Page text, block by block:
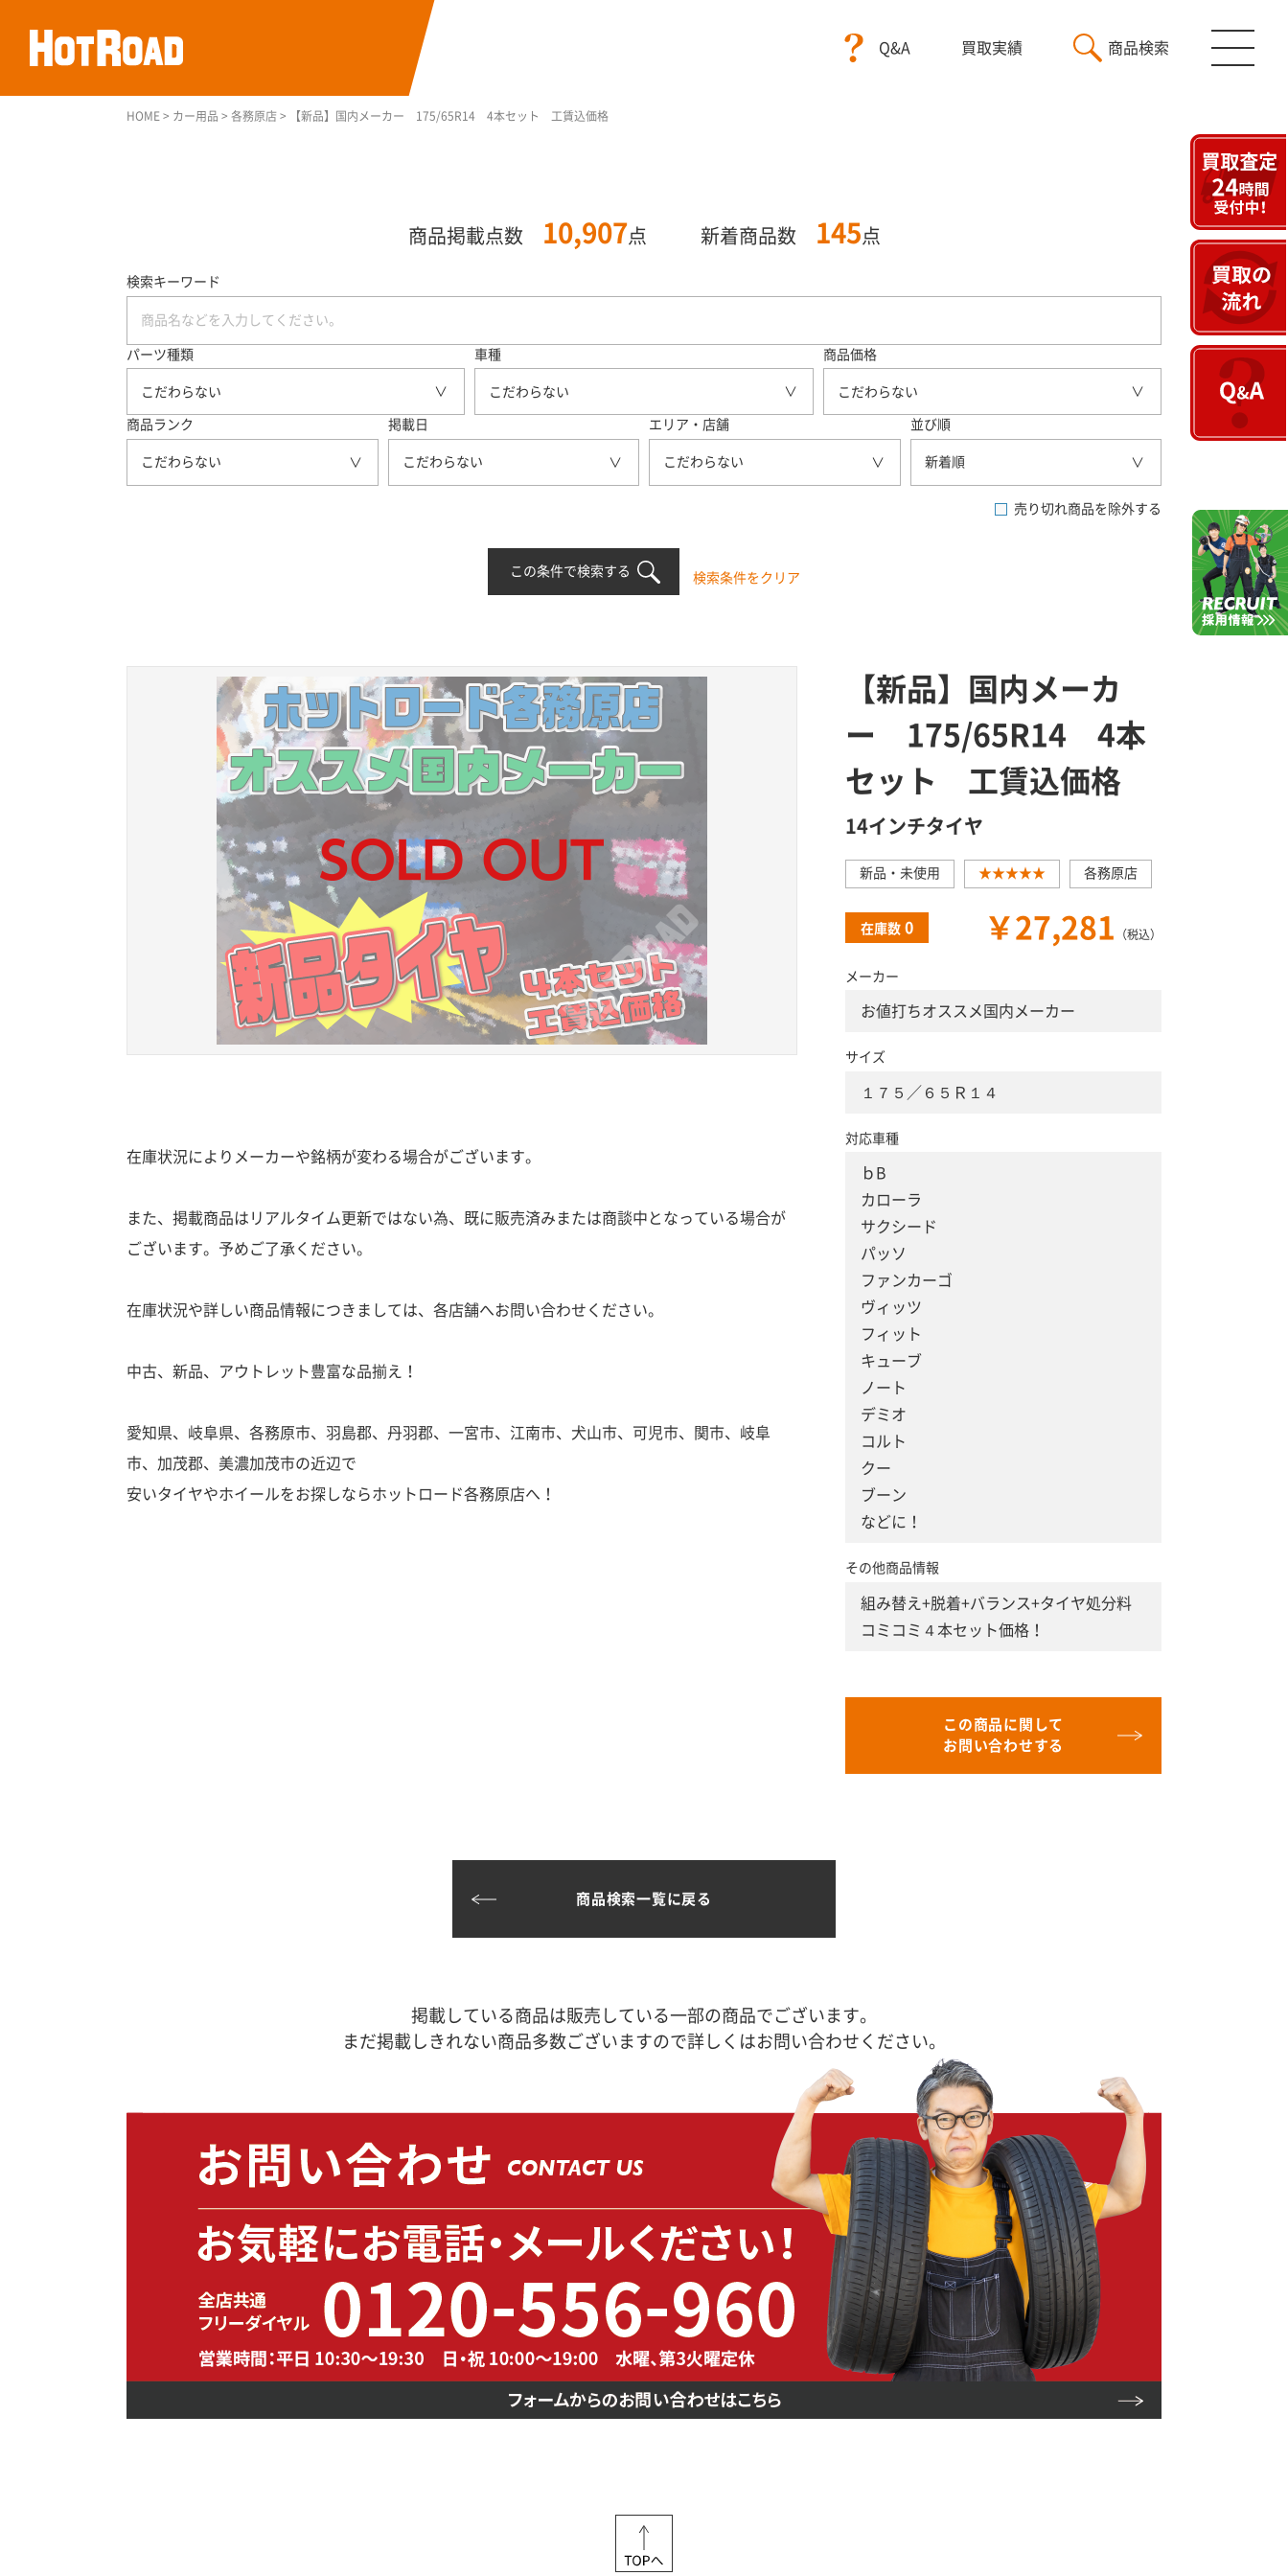
Q&A 買取実績 商品検索
HOME > カー用品 > 各務原店 > 【新品】国内メーカー 175/65R14 4本セット 工賃込価格
商品掲載点数 10,907点 新着商品数 145 点
検索キーワード
パーツ種類
こだわらない
車種
こだわらない
商品価格
こだわらない
商品ランク
こだわらない
掲載日
こだわらない
エリア・店舗
こだわらない
並び順
新着順
売り切れ商品を除外する
この条件で検索する 検索条件をクリア
在庫状況によりメーカーや銘柄が変わる場合がございます。
また、掲載商品はリアルタイム更新ではない為、既に販売済みまたは商談中となっている場合が
ございます。予めご了承ください。
在庫状況や詳しい商品情報につきましては、各店舗へお問い合わせください。
中古、新品、アウトレット豊富な品揃え！
愛知県、岐阜県、各務原市、羽島郡、丹羽郡、一宮市、江南市、犬山市、可児市、関市、岐阜
市、加茂郡、美濃加茂市の近辺で
安いタイヤやホイールをお探しならホットロード各務原店へ！
【新品】国内メーカ
ー 175/65R14 4本
セット 工賃込価格
14インチタイヤ
新品・未使用 ★★★★★ 各務原店
在庫数 0 ￥27,281 （税込）
メーカー
お値打ちオススメ国内メーカー
サイズ
１７５／６５Ｒ１４
対応車種
ｂB
カローラ
サクシード
パッソ
ファンカーゴ
ヴィッツ
フィット
キューブ
ノート
デミオ
コルト
クー
ブーン
などに！
その他商品情報
組み替え+脱着+バランス+タイヤ処分料
コミコミ４本セット価格！
この商品に関して
お問い合わせする
商品検索一覧に戻る
掲載している商品は販売している一部の商品でございます。
まだ掲載しきれない商品多数ございますので詳しくはお問い合わせください。